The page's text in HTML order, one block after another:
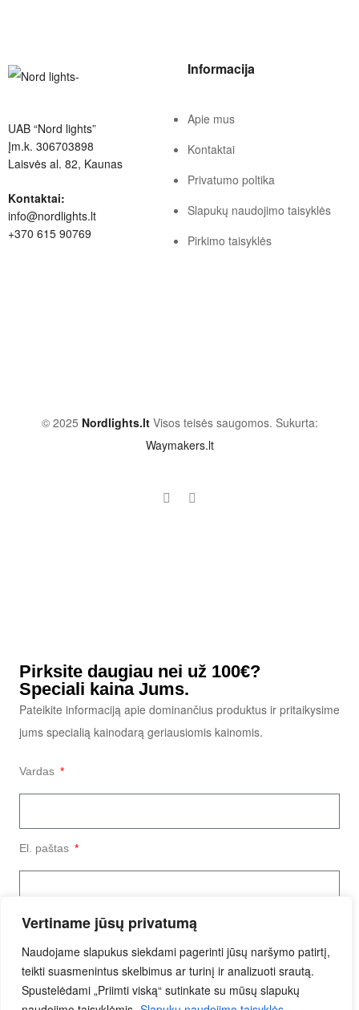
Vertiname jūsų privatumą
Naudojame slapukus siekdami pagerinti jūsų naršymo patirtį,
teikti suasmenintus skelbimus ar turinį ir analizuoti srautą.
Spustelėdami „Priimti viską“ sutinkate su mūsų slapukų
UAB “Nord lights”
Įm.k. 306703898
Laisvės al. 82, Kaunas
Kontaktai:
info@nordlights.lt
+370 615 90769
Informacija
Apie mus
Kontaktai
Privatumo poltika
Slapukų naudojimo taisyklės
Pirkimo taisyklės
© 2025 Nordlights.ltVisos teisės saugomos. Sukurta:
Waymakers.lt
Pirksite daugiau nei už 100€?
Speciali kaina Jums.
Pateikite informaciją apie dominančius produktus ir pritaikysime
jums specialią kainodarą geriausiomis kainomis.
Vardas
El. paštas
Užklausos tekstas